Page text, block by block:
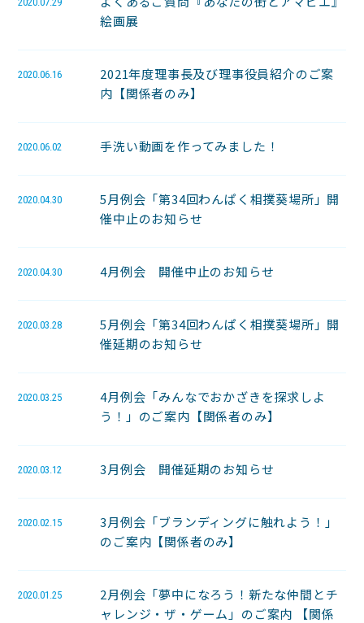
絵画展
2020.06.16
2021年度理事長及び理事役員紹介のご案
内【関係者のみ】
2020.06.02 手洗い動画を作ってみました！
2020.04.30
5月例会「第34回わんぱく相撲葵場所」開
催中止のお知らせ
2020.04.30 4月例会 開催中止のお知らせ
2020.03.28
5月例会「第34回わんぱく相撲葵場所」開
催延期のお知らせ
2020.03.25
4月例会「みんなでおかざきを探求しよ
う！」のご案内【関係者のみ】
2020.03.12 3月例会 開催延期のお知らせ
2020.02.15
3月例会「ブランディングに触れよう！」
のご案内【関係者のみ】
2020.01.25
2月例会「夢中になろう！新たな仲間とチ
ャレンジ・ザ・ゲーム」のご案内 【関係